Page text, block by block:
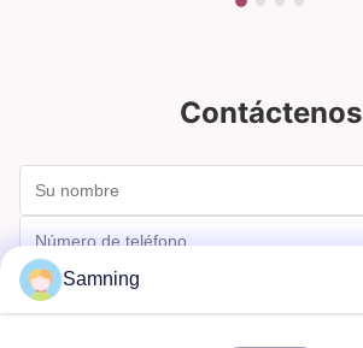
Contáctenos
Samning